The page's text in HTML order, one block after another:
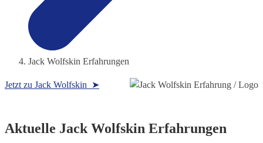
Jack Wolfskin Erfahrungen
Jetzt zu Jack Wolfskin ➤
Aktuelle Jack Wolfskin Erfahrungen